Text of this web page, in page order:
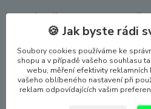
Zadní opěradla jsou
zavazadlovém prostoru -
v kufru, ale kompletní
Velmi kvalitní, silné autopotahy
a syntetické kůže.
🍪 Jak byste rádi
Soubory cookies používáme ke
shopu a v případě vašeho souhlasu
webu, měření efektivity reklamních
vašeho oblíbeného nastavení při
reklam odpovídajících vašim